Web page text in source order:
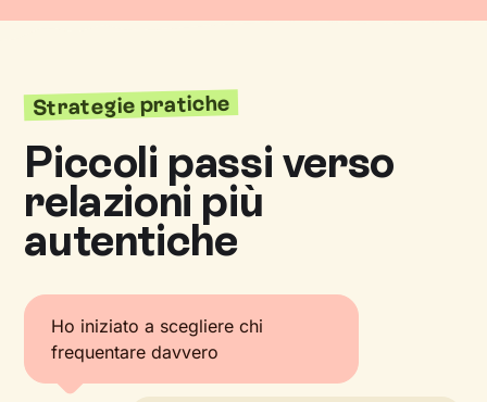
Strategie pratiche
Piccoli passi verso
relazioni più
autentiche
Ho iniziato a scegliere chi
frequentare davvero